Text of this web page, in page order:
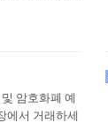
및 암호화폐 예
에서 거래하세